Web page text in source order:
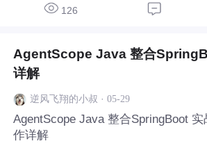
126
AgentScope Java 整合
详解
逆风飞翔的小叔 · 05-29
AgentScope Java 整合SpringBoot 实
作详解